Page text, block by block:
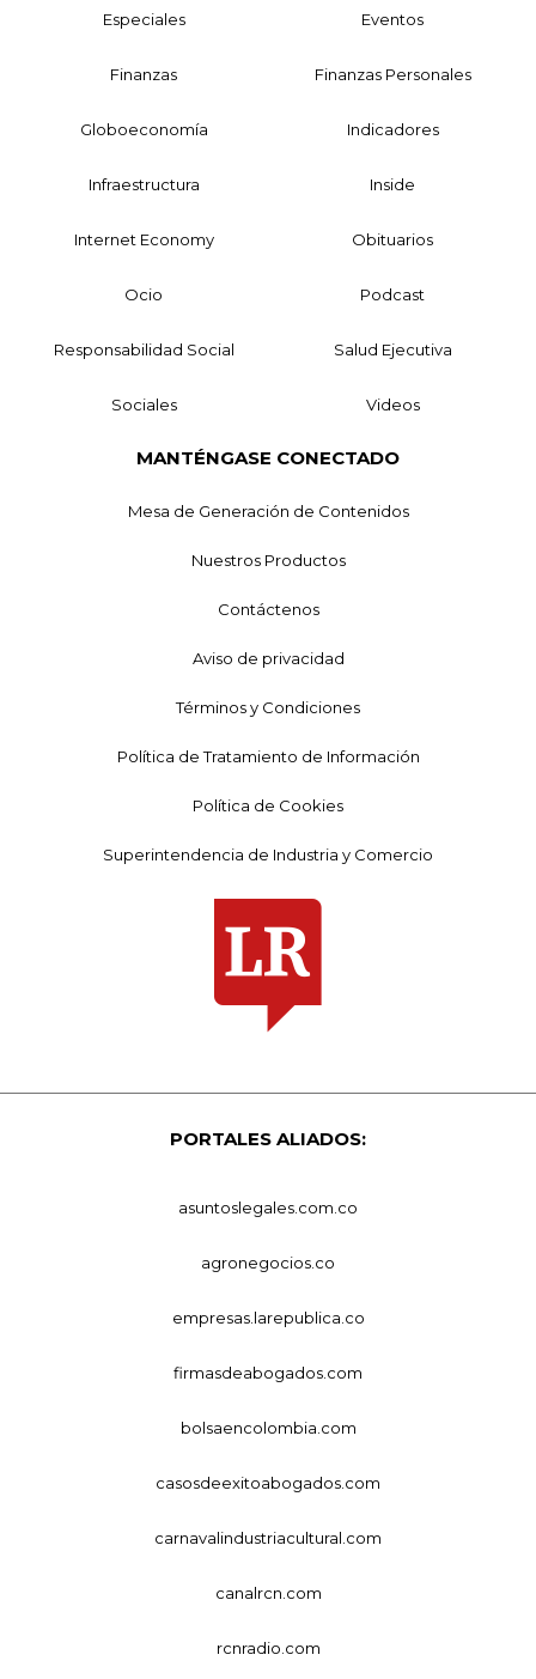
Especiales Eventos
Finanzas Finanzas Personales
Globoeconomía Indicadores
Infraestructura Inside
Internet Economy Obituarios
Ocio Podcast
Responsabilidad Social Salud Ejecutiva
Sociales Videos
MANTÉNGASE CONECTADO
Mesa de Generación de Contenidos
Nuestros Productos
Contáctenos
Aviso de privacidad
Términos y Condiciones
Política de Tratamiento de Información
Política de Cookies
Superintendencia de Industria y Comercio
PORTALES ALIADOS:
asuntoslegales.com.co
agronegocios.co
empresas.larepublica.co
firmasdeabogados.com
bolsaencolombia.com
casosdeexitoabogados.com
carnavalindustriacultural.com
canalrcn.com
rcnradio.com